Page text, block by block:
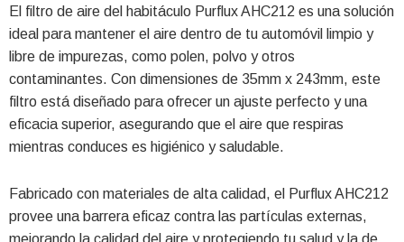
El filtro de aire del habitáculo Purflux AHC212 es una solución
ideal para mantener el aire dentro de tu automóvil limpio y
libre de impurezas, como polen, polvo y otros
contaminantes. Con dimensiones de 35mm x 243mm, este
filtro está diseñado para ofrecer un ajuste perfecto y una
eficacia superior, asegurando que el aire que respiras
mientras conduces es higiénico y saludable.
Fabricado con materiales de alta calidad, el Purflux AHC212
provee una barrera eficaz contra las partículas externas,
mejorando la calidad del aire y protegiendo tu salud y la de